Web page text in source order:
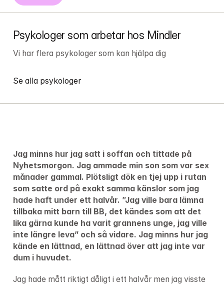
Psykologer som arbetar hos Mindler
Vi har flera psykologer som kan hjälpa dig
Se alla psykologer
Jag minns hur jag satt i soffan och tittade på
Nyhetsmorgon. Jag ammade min son som var sex
månader gammal. Plötsligt dök en tjej upp i rutan
som satte ord på exakt samma känslor som jag
hade haft under ett halvår. ”Jag ville bara lämna
tillbaka mitt barn till BB, det kändes som att det
lika gärna kunde ha varit grannens unge, jag ville
inte längre leva” och så vidare. Jag minns hur jag
kände en lättnad, en lättnad över att jag inte var
dum i huvudet.
Jag hade mått riktigt dåligt i ett halvår men jag visste